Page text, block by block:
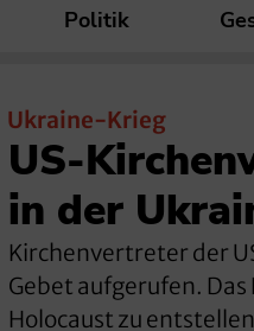
Politik
Ukraine-Krieg
US-
in der
Kirchenvertreter der
Gebet aufgerufen.
Holocaust zu